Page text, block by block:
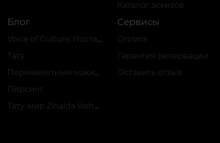
Каталог эскизов
Блог
Voice of Culture: Ностальгия по 2000-м
Тату
Перманентный макияж
Пирсинг
Тату-мир Zinaida Vishenka
Сервисы
Оплата
Гарантия резервации
Оставить отзыв